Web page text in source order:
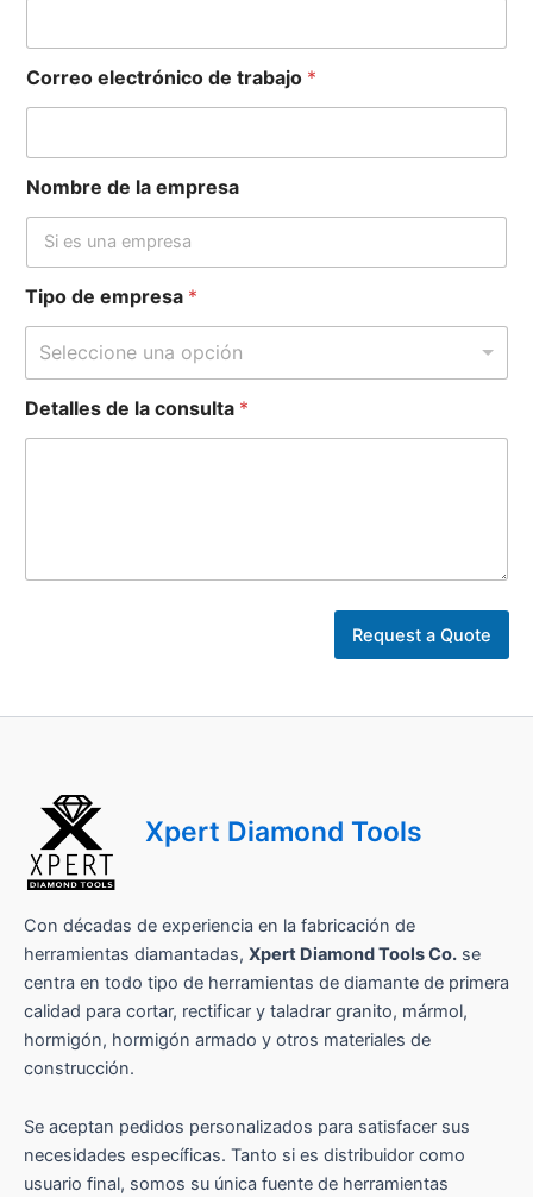
Correo electrónico de trabajo *
Nombre de la empresa
Tipo de empresa *
Seleccione una opción
Detalles de la consulta *
r
Request a Quote
Xpert Diamond Tools
Con décadas de experiencia en la fabricación de
herramientas diamantadas, Xpert Diamond Tools Co. se
centra en todo tipo de herramientas de diamante de primera
calidad para cortar, rectificar y taladrar granito, mármol,
hormigón, hormigón armado y otros materiales de
construcción.
Se aceptan pedidos personalizados para satisfacer sus
necesidades específicas. Tanto si es distribuidor como
usuario final, somos su única fuente de herramientas